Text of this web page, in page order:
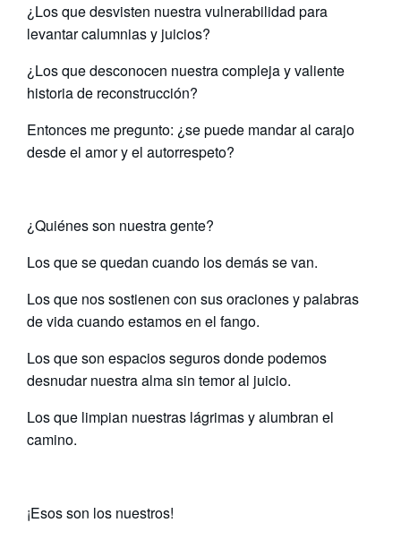
¿Los que desvisten nuestra vulnerabilidad para
levantar calumnias y juicios?
¿Los que desconocen nuestra compleja y valiente
historia de reconstrucción?
Entonces me pregunto: ¿se puede mandar al carajo
desde el amor y el autorrespeto?
¿Quiénes son nuestra gente?
Los que se quedan cuando los demás se van.
Los que nos sostienen con sus oraciones y palabras
de vida cuando estamos en el fango.
Los que son espacios seguros donde podemos
desnudar nuestra alma sin temor al juicio.
Los que limpian nuestras lágrimas y alumbran el
camino.
¡Esos son los nuestros!